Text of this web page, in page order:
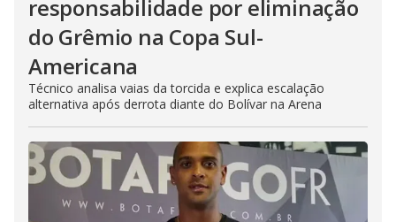
responsabilidade por eliminação
do Grêmio na Copa Sul-
Americana
Técnico analisa vaias da torcida e explica escalação
alternativa após derrota diante do Bolívar na Arena